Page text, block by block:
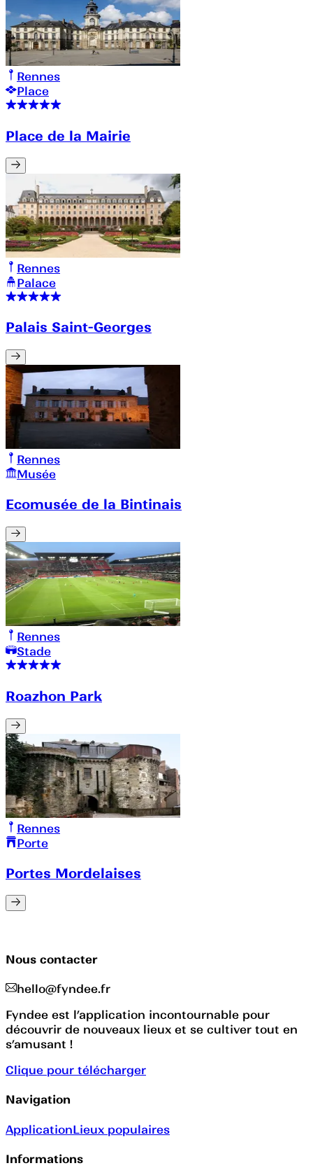
Rennes
Place
Place de la Mairie
Rennes
Palace
Palais Saint-Georges
Rennes
Musée
Ecomusée de la Bintinais
Rennes
Stade
Roazhon Park
Rennes
Porte
Portes Mordelaises
Nous contacter
hello@fyndee.fr
Fyndee est l’application incontournable pour
découvrir de nouveaux lieux et se cultiver tout en
s’amusant !
Clique pour télécharger
Navigation
ApplicationLieux populaires
Informations